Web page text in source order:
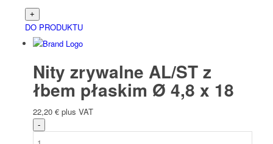
DO PRODUKTU
Nity zrywalne AL/ST z
łbem płaskim Ø 4,8 x 18
22,20 € plus VAT